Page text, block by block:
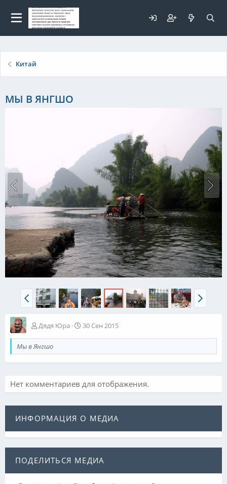
Китай
МЫ В ЯНГШО
Дядя Юра 30 Сен 2015
Мы в Янгшо
Нет комментариев для отображения.
ИНФОРМАЦИЯ О МЕДИА
ПОДЕЛИТЬСЯ МЕДИА
Для любых предложений по
сайту: elaizik@cp9.ru